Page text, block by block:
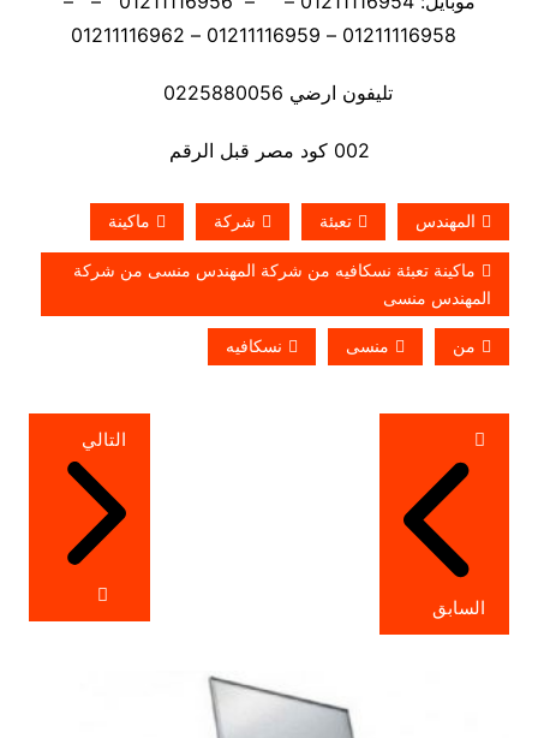
تليفون ارضي 0225880056
002 كود مصر قبل الرقم
المهندس تعبئة شركة ماكينة
ماكينة تعبئة نسكافيه من شركة المهندس منسى من شركة
المهندس منسى
من منسى نسكافيه
تصفّح
المقالات
السابق
التالي